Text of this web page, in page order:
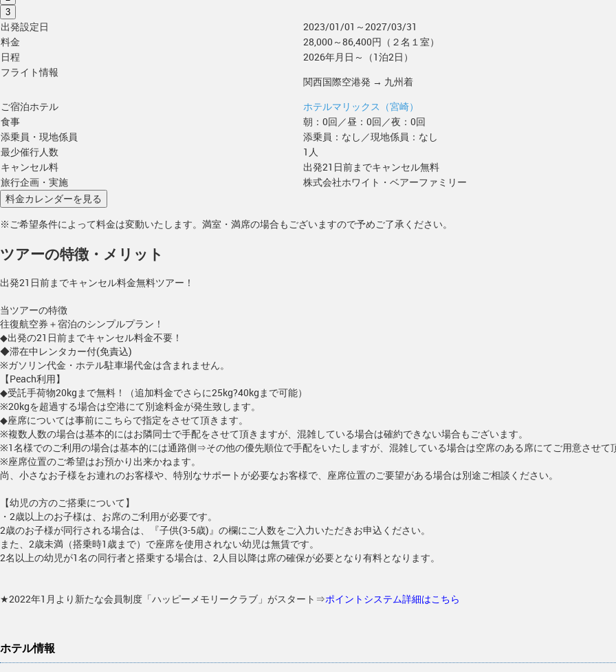
3
出発設定日
2023/01/01～2027/03/31
料金
28,000～86,400円（２名１室）
日程
2026年月日～（1泊2日）
フライト情報
関西国際空港発 → 九州着
ご宿泊ホテル
ホテルマリックス（宮崎）
食事
朝：0回／昼：0回／夜：0回
添乗員・現地係員
添乗員：なし／現地係員：なし
最少催行人数
1人
キャンセル料
出発21日前までキャンセル無料
旅行企画・実施
株式会社ホワイト・ベアーファミリー
※ご希望条件によって料金は変動いたします。満室・満席の場合もございますので予めご了承ください。
ツアーの特徴・メリット
出発21日前までキャンセル料金無料ツアー！
当ツアーの特徴
往復航空券＋宿泊のシンプルプラン！
◆出発の21日前までキャンセル料金不要！
◆滞在中レンタカー付(免責込)
※ガソリン代金・ホテル駐車場代金は含まれません。
【Peach利用】
◆受託手荷物20kgまで無料！（追加料金でさらに25kg?40kgまで可能）
※20kgを超過する場合は空港にて別途料金が発生致します。
◆座席については事前にこちらで指定をさせて頂きます。
※複数人数の場合は基本的にはお隣同士で手配をさせて頂きますが、混雑している場合は確約できない場合もございます。
※1名様でのご利用の場合は基本的には通路側⇒その他の優先順位で手配をいたしますが、混雑している場合は空席のある席にてご用意させて
※座席位置のご希望はお預かり出来かねます。
尚、小さなお子様をお連れのお客様や、特別なサポートが必要なお客様で、座席位置のご要望がある場合は別途ご相談ください。
【幼児の方のご搭乗について】
・2歳以上のお子様は、お席のご利用が必要です。
2歳のお子様が同行される場合は、『子供(3-5歳)』の欄にご人数をご入力いただきお申込ください。
また、2歳未満（搭乗時1歳まで）で座席を使用されない幼児は無賃です。
2名以上の幼児が1名の同行者と搭乗する場合は、2人目以降は席の確保が必要となり有料となります。
★2022年1月より新たな会員制度「ハッピーメモリークラブ」がスタート⇒ポイントシステム詳細はこちら
ホテル情報